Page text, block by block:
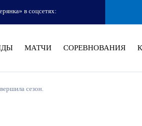
в соцсетях:
МАТЧИ СОРЕВНОВАНИЯ
сезон.